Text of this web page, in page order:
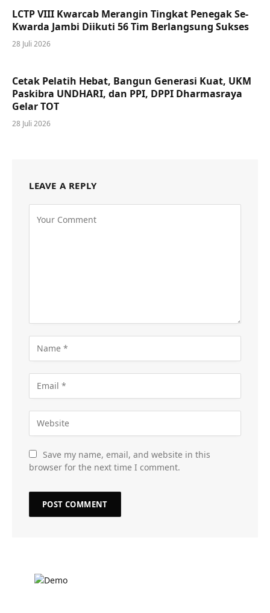
LCTP VIII Kwarcab Merangin Tingkat Penegak Se-
Kwarda Jambi Diikuti 56 Tim Berlangsung Sukses
28 Juli 2026
Cetak Pelatih Hebat, Bangun Generasi Kuat, UKM
Paskibra UNDHARI, dan PPI, DPPI Dharmasraya
Gelar TOT
28 Juli 2026
LEAVE A REPLY
Save my name, email, and website in this
browser for the next time I comment.